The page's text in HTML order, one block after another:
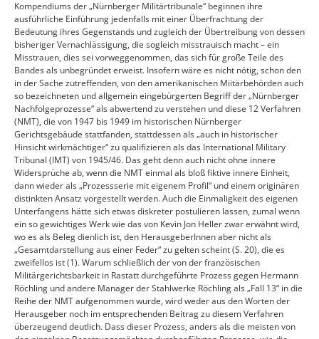
Kompendiums der „Nürnberger Militärtribunale“ beginnen ihre
ausführliche Einführung jedenfalls mit einer Überfrachtung der
Bedeutung ihres Gegenstands und zugleich der Übertreibung von dessen
bisheriger Vernachlässigung, die sogleich misstrauisch macht – ein
Misstrauen, dies sei vorweggenommen, das sich für große Teile des
Bandes als unbegründet erweist. Insofern wäre es nicht nötig, schon den
in der Sache zutreffenden, von den amerikanischen Miitärbehörden auch
so bezeichneten und allgemein eingebürgerten Begriff der „Nürnberger
Nachfolgeprozesse“ als abwertend zu verstehen und diese 12 Verfahren
(NMT), die von 1947 bis 1949 im historischen Nürnberger
Gerichtsgebäude stattfanden, stattdessen als „auch in historischer
Hinsicht wirkmächtiger“ zu qualifizieren als das International Military
Tribunal (IMT) von 1945/46. Das geht denn auch nicht ohne innere
Widersprüche ab, wenn die NMT einmal als bloß fiktive innere Einheit,
dann wieder als „Prozessserie mit eigenem Profil“ und einem originären
distinkten Ansatz vorgestellt werden. Auch die Einmaligkeit des eigenen
Unterfangens hätte sich etwas diskreter postulieren lassen, zumal wenn
ein so gewichtiges Werk wie das von Kevin Jon Heller zwar erwähnt wird,
wo es als Beleg dienlich ist, den HerausgeberInnen aber nicht als
„Gesamtdarstellung aus einer Feder“ zu gelten scheint (S. 20), die es
zweifellos ist (1). Warum schließlich der von der französischen
Militärgerichtsbarkeit in Rastatt durchgeführte Prozess gegen Hermann
Röchling und andere Manager der Stahlwerke Röchling als „Fall 13“ in die
Reihe der NMT aufgenommen wurde, wird weder aus den Worten der
Herausgeber noch im entsprechenden Beitrag zu diesem Verfahren
überzeugend deutlich. Dass dieser Prozess, anders als die meisten von